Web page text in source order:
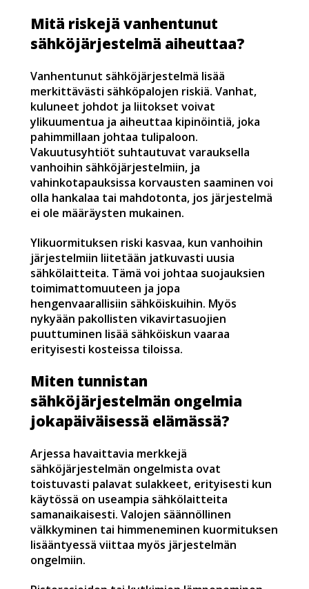
Mitä riskejä vanhentunut
sähköjärjestelmä aiheuttaa?
Vanhentunut sähköjärjestelmä lisää
merkittävästi sähköpalojen riskiä. Vanhat,
kuluneet johdot ja liitokset voivat
ylikuumentua ja aiheuttaa kipinöintiä, joka
pahimmillaan johtaa tulipaloon.
Vakuutusyhtiöt suhtautuvat varauksella
vanhoihin sähköjärjestelmiin, ja
vahinkotapauksissa korvausten saaminen voi
olla hankalaa tai mahdotonta, jos järjestelmä
ei ole määräysten mukainen.
Ylikuormituksen riski kasvaa, kun vanhoihin
järjestelmiin liitetään jatkuvasti uusia
sähkölaitteita. Tämä voi johtaa suojauksien
toimimattomuuteen ja jopa
hengenvaarallisiin sähköiskuihin. Myös
nykyään pakollisten vikavirtasuojien
puuttuminen lisää sähköiskun vaaraa
erityisesti kosteissa tiloissa.
Miten tunnistan
sähköjärjestelmän ongelmia
jokapäiväisessä elämässä?
Arjessa havaittavia merkkejä
sähköjärjestelmän ongelmista ovat
toistuvasti palavat sulakkeet, erityisesti kun
käytössä on useampia sähkölaitteita
samanaikaisesti. Valojen säännöllinen
välkkyminen tai himmeneminen kuormituksen
lisääntyessä viittaa myös järjestelmän
ongelmiin.